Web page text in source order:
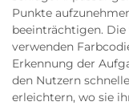
Punkte
beeinträchtigen.
verwenden
Erkennung der
den Nutzern
erleichtern, wo sie